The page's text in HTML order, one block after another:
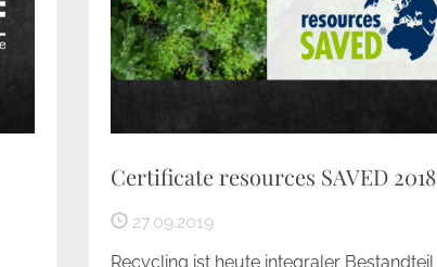
Certificate resources SAVED 2018
27.09.2019
Recycling ist heute integraler Bestandteil